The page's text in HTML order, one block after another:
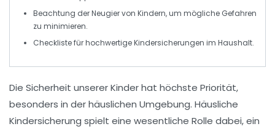
Beachtung derNeugiervon Kindern, um mögliche Gefahren
zu minimieren.
Checkliste für hochwertigeKindersicherungen im Haushalt.
Die Sicherheit unserer Kinder hat höchste Priorität,
besonders in der häuslichen Umgebung. Häusliche
Kindersicherung spielt eine wesentliche Rolle dabei, ein